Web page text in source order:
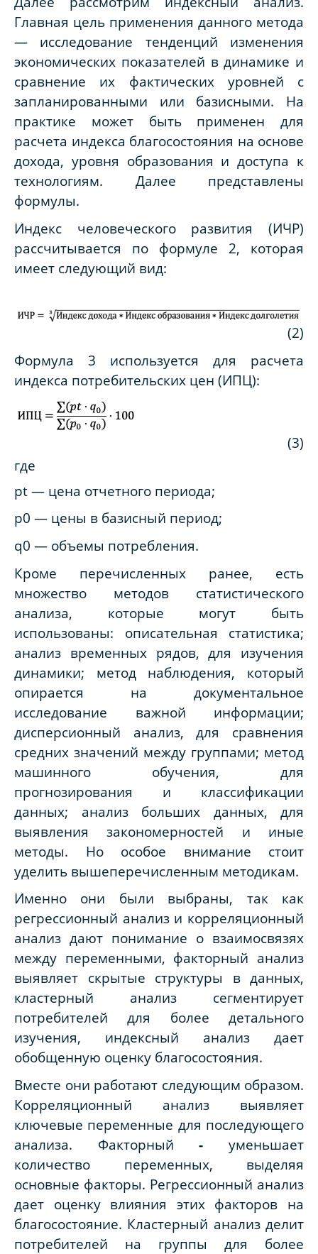
Главная цель применения данного метода
— исследование тенденций изменения
экономических показателей в динамике и
сравнение их фактических уровней с
запланированными или базисными. На
практике может быть применен для
расчета индекса благосостояния на основе
дохода, уровня образования и доступа к
технологиям. Далее представлены
формулы.
Индекс человеческого развития (ИЧР)
рассчитывается по формуле 2, которая
имеет следующий вид:
(2)
Формула 3 используется для расчета
индекса потребительских цен (ИПЦ):
(3)
где
pt — цена отчетного периода;
p0 — цены в базисный период;
q0 — объемы потребления.
Кроме перечисленных ранее, есть
множество методов статистического
анализа, которые могут быть
использованы: описательная статистика;
анализ временных рядов, для изучения
динамики; метод наблюдения, который
опирается на документальное
исследование важной информации;
дисперсионный анализ, для сравнения
средних значений между группами; метод
машинного обучения, для
прогнозирования и классификации
данных; анализ больших данных, для
выявления закономерностей и иные
методы. Но особое внимание стоит
уделить вышеперечисленным методикам.
Именно они были выбраны, так как
регрессионный анализ и корреляционный
анализ дают понимание о взаимосвязях
между переменными, факторный анализ
выявляет скрытые структуры в данных,
кластерный анализ сегментирует
потребителей для более детального
изучения, индексный анализ дает
обобщенную оценку благосостояния.
Вместе они работают следующим образом.
Корреляционный анализ выявляет
ключевые переменные для последующего
анализа. Факторный- уменьшает
количество переменных, выделяя
основные факторы. Регрессионный анализ
дает оценку влияния этих факторов на
благосостояние. Кластерный анализ делит
потребителей на группы для более